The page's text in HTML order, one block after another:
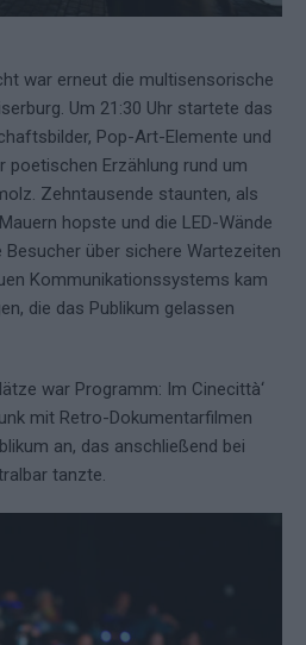
war erneut die multisensorische
Um 21:30 Uhr startete das
Pop-Art-Elemente und
poetischen Erzählung rund um
Zehntausende staunten, als
hops­te und die LED-Wände
über sichere Wartezeiten
Kommunikationssystems kam
die das Publikum gelassen
war Programm: Im Cinecittà‘
mit Retro-Dokumentarfilmen
an, das anschließend bei
tanzte.